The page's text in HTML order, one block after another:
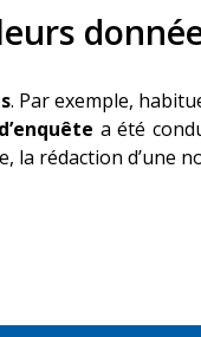
. Par exemple,
a été
rédaction d’une